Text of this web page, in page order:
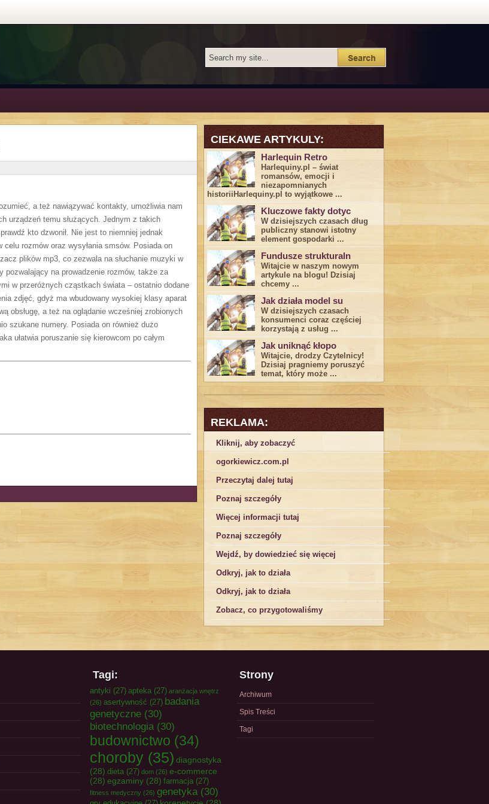
a też nawiązywać kontakty, umożliwia nam
urządzeń temu służących. Jednym z takich
kto dzwonił. Nie jest to niemniej jednak
celu rozmów oraz wysyłania smsów. Posiada on
plików mp3, co zezwala na słuchanie muzyki w
pozwalający na prowadzenie rozmów, także za
w przeróżnych cząstkach świata – ostatnio dodane
zdjęć, gdyż ma wbudowany wysokiej klasy aparat
obsługę, a też na oglądanie wcześniej zrobionych
szukane numery. Posiada on również dużo
ułatwia poruszanie się kierowcom po całym
CIEKAWE ARTYKULY:
Harlequin Retro
Harlequiny.pl – świat
romansów, emocji i
niezapomnianych
historiiHarlequiny.pl to wyjątkowe ...
Kluczowe fakty dotyc
W dzisiejszych czasach dług
publiczny stanowi istotny
element gospodarki ...
Fundusze strukturaln
Witajcie w naszym nowym
artykule na blogu! Dzisiaj
chcemy ...
Jak działa model su
W dzisiejszych czasach
konsumenci ‌coraz częściej
korzystają z usług⁤ ...
Jak uniknąć kłopo
Witajcie, drodzy Czytelnicy!
Dzisiaj pragniemy poruszyć
temat, który może ...
REKLAMA:
Kliknij, aby zobaczyć
ogorkiewicz.com.pl
Przeczytaj dalej tutaj
Poznaj szczegóły
Więcej informacji tutaj
Poznaj szczegóły
Wejdź, by dowiedzieć się więcej
Odkryj, jak to działa
Odkryj, jak to działa
Zobacz, co przygotowaliśmy
Tagi:
antyki (27) apteka (27) aranżacja wnętrz
(26) asertywność (27) badania
genetyczne (30)
biotechnologia(30)
budownictwo (34)
choroby (35) diagnostyka
(28) dieta (27) dom (26) e-commerce
(28) egzaminy (28) farmacja (27)
fitness medyczny (26) genetyka(30)
Strony
Archiwum
Spis Treści
Tagi